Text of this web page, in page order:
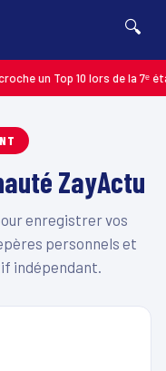
🔍
un Top 10 lors de la 7ᵉ
ZayActu
enregistrer vos
personnels et
indépendant.